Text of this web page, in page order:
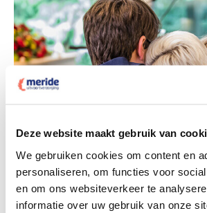
Deze website maakt gebruik van
We gebruiken cookies om content en
personaliseren, om functies voor
en om ons websiteverkeer te
informatie over uw gebruik van onze
Dit kost een crematie
Bekijk tarieven voor begrafenis